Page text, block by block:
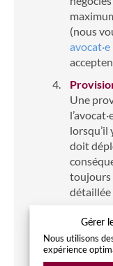
(nous
avocat·e
Une
lorsqu’il
doit
toujours
détaillée
pour
restent
de
Gérer
Nous utilisons
expérience